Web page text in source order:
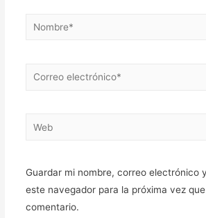
Nombre*
Correo
Web
Guardar mi nombre, correo electrónico
este navegador para la próxima vez
comentario.